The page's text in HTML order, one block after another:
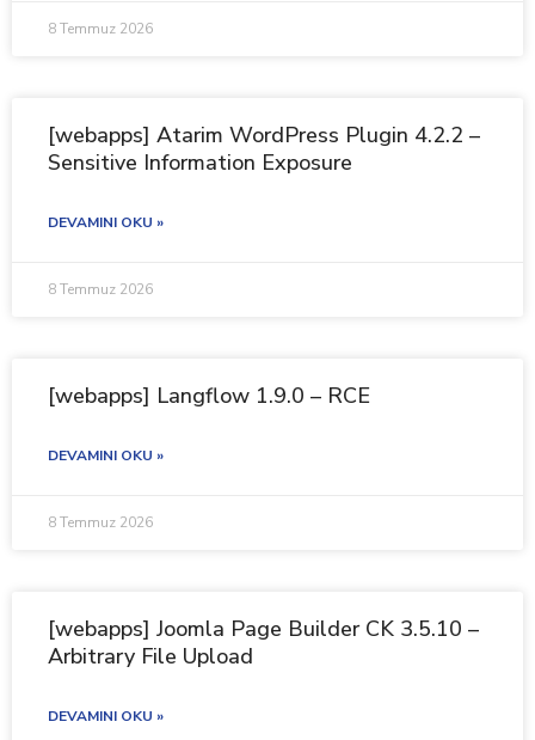
8 Temmuz 2026
[webapps] Atarim WordPress Plugin 4.2.2 –
Sensitive Information Exposure
DEVAMINI OKU »
8 Temmuz 2026
[webapps] Langflow 1.9.0 – RCE
DEVAMINI OKU »
8 Temmuz 2026
[webapps] Joomla Page Builder CK 3.5.10 –
Arbitrary File Upload
DEVAMINI OKU »